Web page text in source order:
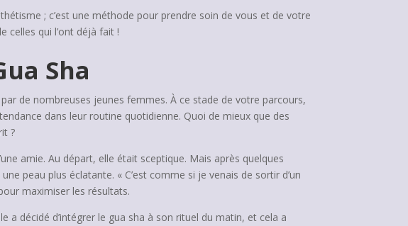
; c’est une méthode pour prendre soin de vous et de votre
celles qui l’ont déjà fait !
Sha
de nombreuses jeunes femmes. À ce stade de votre parcours,
dans leur routine quotidienne. Quoi de mieux que des
?
amie. Au départ, elle était sceptique. Mais après quelques
peau plus éclatante. « C’est comme si je venais de sortir d’un
maximiser les résultats.
a décidé d’intégrer le gua sha à son rituel du matin, et cela a